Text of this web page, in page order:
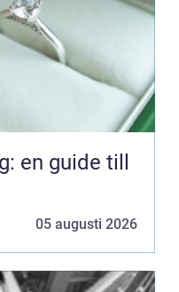
en guide till
05 augusti 2026